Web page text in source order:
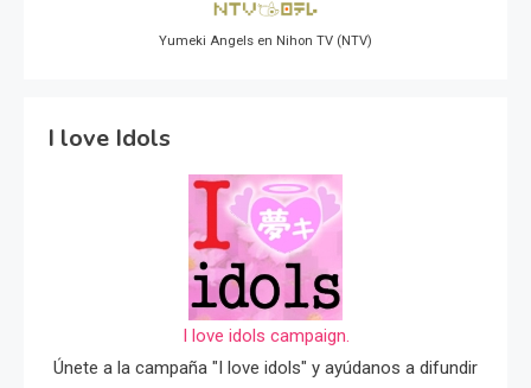
Yumeki Angels en Nihon TV (NTV)
I love Idols
I love idols campaign.
Únete a la campaña "I love idols" y ayúdanos a difundir